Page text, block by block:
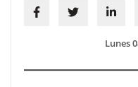
Lunes